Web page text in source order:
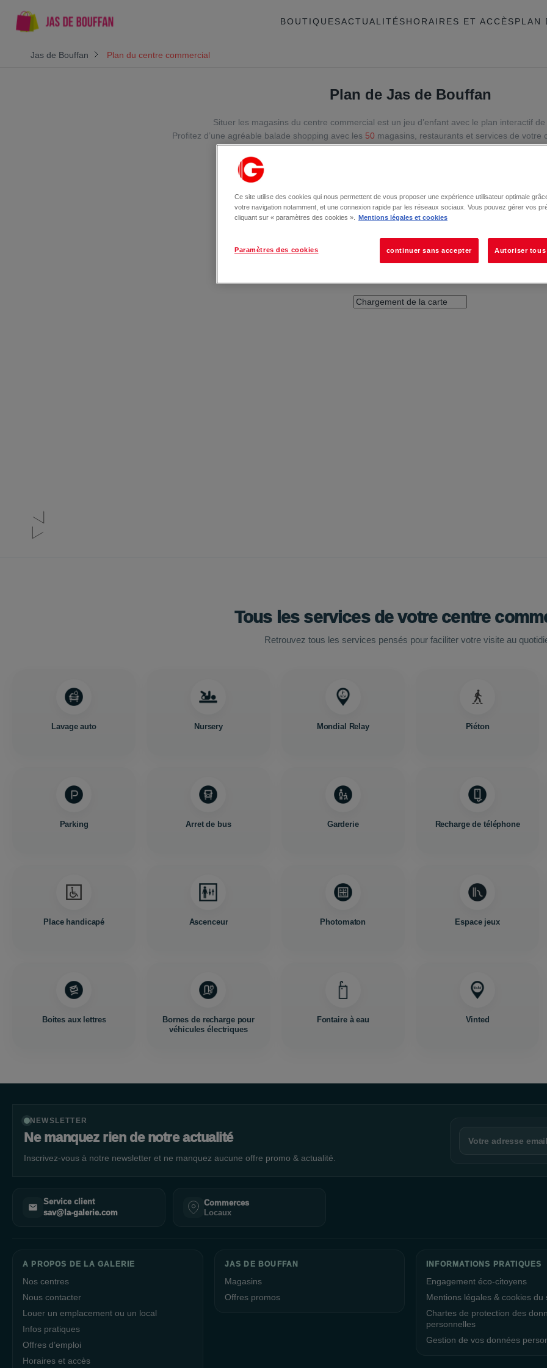
BOUTIQUESACTUALITÉSHORAIRES ET ACCÈSPLAN
Jas de Bouffan Plan du centre commercial
Plan de Jas de Bouffan
Situer les magasins du centre commercial est un jeu d’enfant avec le plan interactif de
Profitez d’une agréable balade shopping avec les 50 magasins, restaurants et services de votre
Tous les services de votre centre
Retrouvez tous les services pensés pour faciliter votre visite au
Lavage auto Nursery Mondial Relay Piéton
Parking Arret de bus Garderie Recharge de téléphone
Place handicapé Ascenceur Photomaton Espace jeux
Boites aux lettres
Bornes de recharge pour
véhicules électriques
Fontaire à eau Vinted
NEWSLETTER
Ne manquez rien de notre actualité
Inscrivez-vous à notre newsletter et ne manquez aucune offre promo & actualité.
Service client
sav@la-galerie.com
Commerces
Locaux
A PROPOS DE LA GALERIE
Nos centres
Nous contacter
Louer un emplacement ou un local
Infos pratiques
Offres d’emploi
Horaires et accès
JAS DE BOUFFAN
Magasins
Offres promos
INFORMATIONS PRATIQUES
Engagement éco-citoyens
Mentions légales & cookies du
Chartes de protection des
personnelles
Gestion de vos données
Ce site utilise des cookies qui nous permettent de vous proposer une expérience utilisateur optimale
votre navigation notamment, et une connexion rapide par les réseaux sociaux. Vous pouvez gérer vos
cliquant sur « paramètres des cookies ».
Mentions légales et cookies
Paramètres des cookies continuer sans accepter Autoriser